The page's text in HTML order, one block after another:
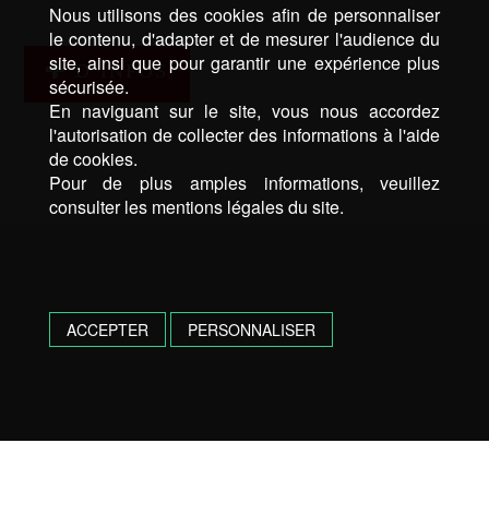
D’INFOS
Nous utilisons des cookies afin de personnaliser
le contenu, d'adapter et de mesurer l'audience du
site, ainsi que pour garantir une expérience plus
sécurisée.
En naviguant sur le site, vous nous accordez
l'autorisation de collecter des informations à l'aide
de cookies.
Pour de plus amples informations, veuillez
consulter les mentions légales du site.
ACCEPTER PERSONNALISER